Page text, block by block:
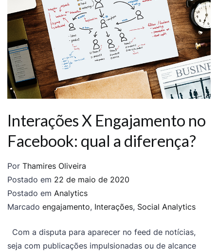
Interações X Engajamento no
Facebook: qual a diferença?
Por Thamires Oliveira
Postado em 22 de maio de 2020
Postado em Analytics
Marcado engajamento, Interações, Social Analytics
Com a disputa para aparecer no feed de notícias,
seja com publicações impulsionadas ou de alcance